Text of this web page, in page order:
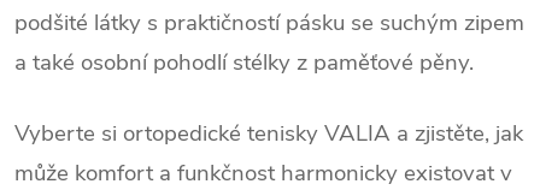
podšité látky s praktičností pásku se suchým zipem
a také osobní pohodlí stélky z paměťové pěny.
Vyberte si ortopedické tenisky VALIA a zjistěte, jak
může komfort a funkčnost harmonicky existovat v